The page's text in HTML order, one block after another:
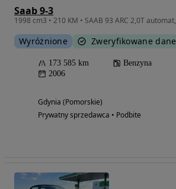
Saab 9-3
Wyróżnione Zweryfikowane dane
173 585 km Benzyna
2006
Gdynia (Pomorskie)
Prywatny sprzedawca • Podbite